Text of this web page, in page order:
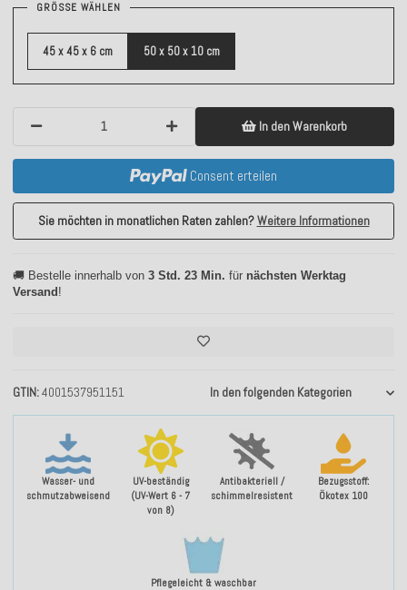
Wasser- und
schmutzabweisend
UV-beständig
(UV-Wert 6 - 7
von 8)
Antibakteriell /
schimmelresistent
Bezugsstoff:
Ökotex 100
Pflegeleicht & waschbar
GTIN 4001537951151 In den folgenden Kategorien
GRÖSSE WÄHLEN
45 x 45 x 6 cm 50 x 50 x 10 cm
In den Warenkorb
Consent erteilen
Sie möchten in monatlichen Raten zahlen?Weitere Informationen
🚚 Bestelle innerhalb von 3 Std. 23 Min. für nächsten Werktag
Versand!